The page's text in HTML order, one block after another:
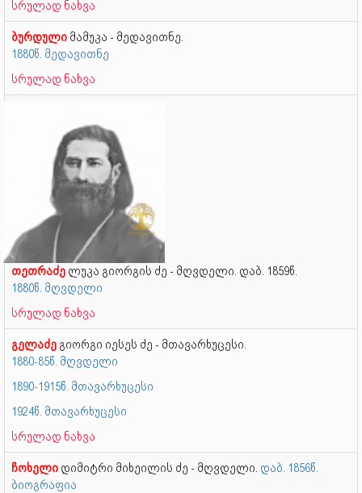
სრულად ნახვა
ბურდული მამუკა - მედავითნე.
1880წ. მედავითნე
სრულად ნახვა
თეთრაძე ლუკა გიორგის ძე - მღვდელი. დაბ. 1859წ.
1880წ. მღვდელი
სრულად ნახვა
გელაძე გიორგი იესეს ძე - მთავარხუცესი.
1880-85წ. მღვდელი
1890-1915წ. მთავარხუცესი
1924წ. მთავარხუცესი
სრულად ნახვა
ჩოხელი დიმიტრი მიხეილის ძე - მღვდელი. დაბ. 1856წ.
ბიოგრაფია